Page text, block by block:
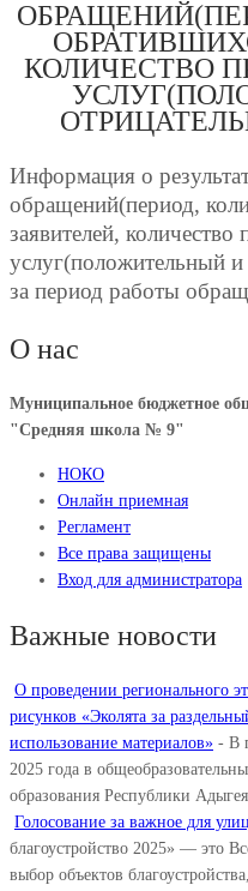
КОЛИЧЕСТВО
Информация о
обращений(период,
заявителей, количество
услуг(положительный и
за период работы
О нас
Муниципальное бюджетное
"Средняя школа № 9"
НОКО
Онлайн приемная
Регламент
Все права защищены
Вход для администратора
Важные новости
О проведении регионального
рисунков «Эколята за
использование материалов» - В
2025 года в
образования Республики
Голосование за важное для
благоустройство 2025» — это
выбор объектов